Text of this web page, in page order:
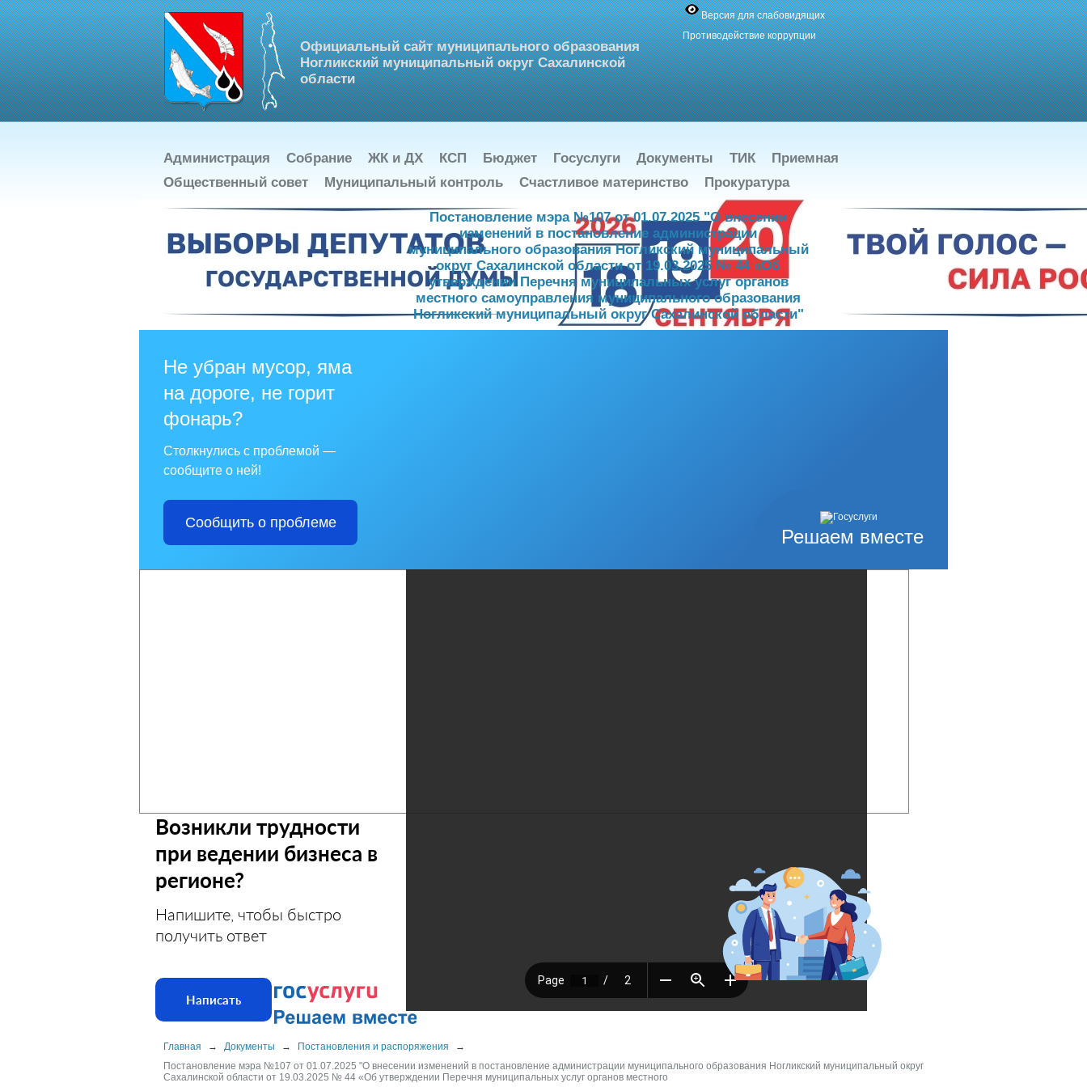
Официальный сайт муниципального образования
Ногликский муниципальный округ Сахалинской
области
Версия для слабовидящих
Противодействие коррупции
Администрация Собрание ЖК и ДХ КСП Бюджет Госуслуги Документы ТИК
Приемная
Общественный совет
Муниципальный контроль Счастливое материнство Прокуратура
Решаем вместе
Не убран мусор, яма
на дороге, не горит
фонарь?
Столкнулись с проблемой —
сообщите о ней!
Сообщить о проблеме
Возникли трудности
при ведении бизнеса в
регионе?
Напишите, чтобы быстро
получить ответ
Написать
Главная → Документы → Постановления и распоряжения
→
Постановление мэра №107 от 01.07.2025 "О внесении изменений в постановление администрации муниципального образования Ногликский муниципальный округ
Сахалинской области от 19.03.2025 № 44 «Об утверждении Перечня муниципальных услуг органов местного
Постановление мэра №107 от 01.07.2025 "О внесении
изменений в постановление администрации
муниципального образования Ногликский муниципальный
округ Сахалинской области от 19.03.2025 № 44 «Об
утверждении Перечня муниципальных услуг органов
местного самоуправления муниципального образования
Ногликский муниципальный округ Сахалинской области"